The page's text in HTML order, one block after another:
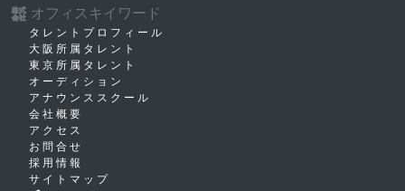
株式
会社 オフィスキイワード
タレントプロフィール
大阪所属タレント
東京所属タレント
オーディション
アナウンススクール
会社概要
アクセス
お問合せ
採用情報
サイトマップ